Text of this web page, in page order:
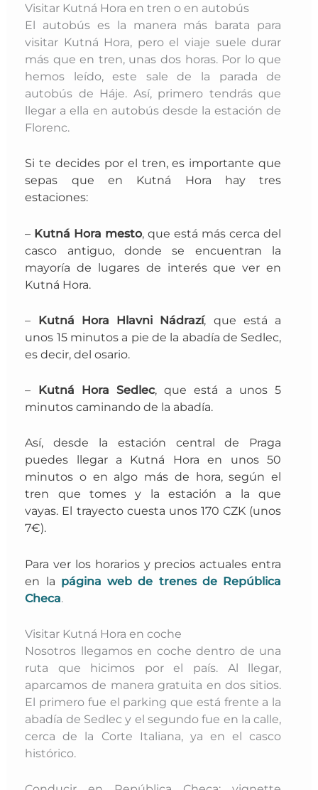
Visitar Kutná Hora en tren o en autobús
El autobús es la manera más barata para
visitar Kutná Hora, pero el viaje suele durar
más que en tren, unas dos horas. Por lo que
hemos leído, este sale de la parada de
autobús de Háje. Así, primero tendrás que
llegar a ella en autobús desde la estación de
Florenc.
Si te decides por el tren, es importante que
sepas que en Kutná Hora hay tres
estaciones:
– Kutná Hora mesto, que está más cerca del
casco antiguo, donde se encuentran la
mayoría de lugares de interés que ver en
Kutná Hora.
– Kutná Hora Hlavni Nádrazí, que está a
unos 15 minutos a pie de la abadía de Sedlec,
es decir, del osario.
– Kutná Hora Sedlec, que está a unos 5
minutos caminando de la abadía.
Así, desde la estación central de Praga
puedes llegar a Kutná Hora en unos 50
minutos o en algo más de hora, según el
tren que tomes y la estación a la que
vayas. El trayecto cuesta unos 170 CZK (unos
7€).
Para ver los horarios y precios actuales entra
en la página web de trenes de República
Checa.
Visitar Kutná Hora en coche
Nosotros llegamos en coche dentro de una
ruta que hicimos por el país. Al llegar,
aparcamos de manera gratuita en dos sitios.
El primero fue el parking que está frente a la
abadía de Sedlec y el segundo fue en la calle,
cerca de la Corte Italiana, ya en el casco
histórico.